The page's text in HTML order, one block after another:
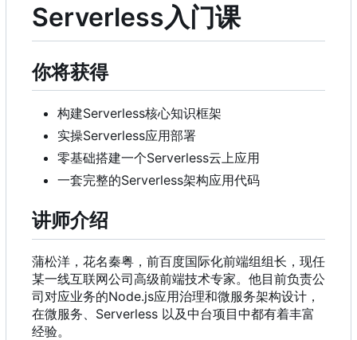
Serverless入门课
你将获得
构建Serverless核心知识框架
实操Serverless应用部署
零基础搭建一个Serverless云上应用
一套完整的Serverless架构应用代码
讲师介绍
蒲松洋 ， 花名秦粤 ， 前百度国际化前端组组长 ， 现任
某一线互联网公司高级前端技术专家。他目前负责公
司对应业务的Node.js应用治理和微服务架构设计 ，
在微服务、Serverless 以及中台项目中都有着丰富
经验。